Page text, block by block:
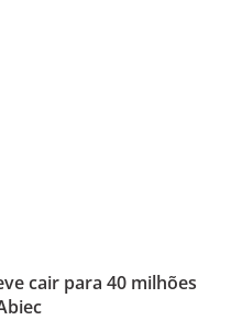
cair para 40 milhões